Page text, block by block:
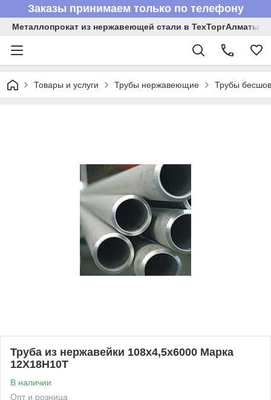
Заказы принимаем только по телефону
Металлопрокат из нержавеющей стали в ТехТоргАлматы
Товары и услуги Трубы нержавеющие Трубы
Труба из нержавейки 108х4,5х6000 Марка
12Х18Н10Т
В наличии
Опт и розница